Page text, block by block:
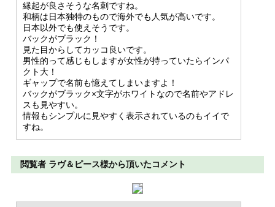
縁起が良さそうな名刺ですね。
和柄は日本独特のもので海外でも人気が高いです。
日本以外でも使えそうです。
バックがブラック！
見た目からしてカッコ良いです。
男性的って感じもしますが女性が持っていたらインパ
クト大！
ギャップで名前も憶えてしまいますよ！
バックがブラック×文字がホワイトなので名前やアドレ
スも見やすい。
情報もシンプルに見やすく表示されているのもイイで
すね。
閲覧者 ラヴ＆ピース様から頂いたコメント